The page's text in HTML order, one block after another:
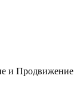
и Продвижение